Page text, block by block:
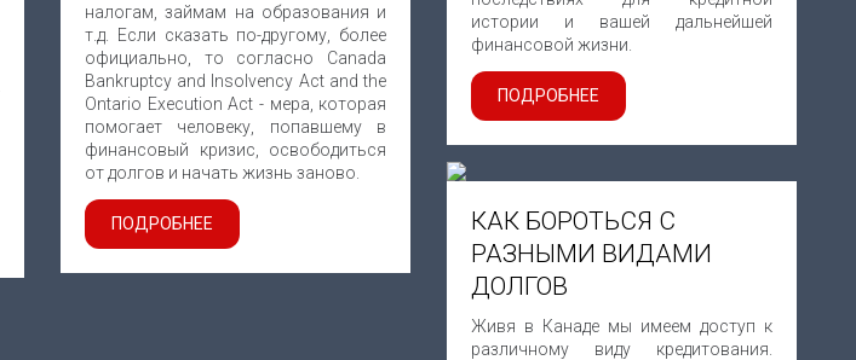
истории и вашей дальнейшей
финансовой жизни.
ПОДРОБНЕЕ
налогам, займам на образования и
т.д. Если сказать по-другому, более
официально, то согласно Canada
Bankruptcy and Insolvency Act and the
Ontario Execution Act - мера, которая
помогает человеку, попавшему в
финансовый кризис, освободиться
от долгов и начать жизнь заново.
ПОДРОБНЕЕ
КАК БОРОТЬСЯ С
РАЗНЫМИ ВИДАМИ
ДОЛГОВ
Живя в Канаде мы имеем доступ к
различному виду кредитования.